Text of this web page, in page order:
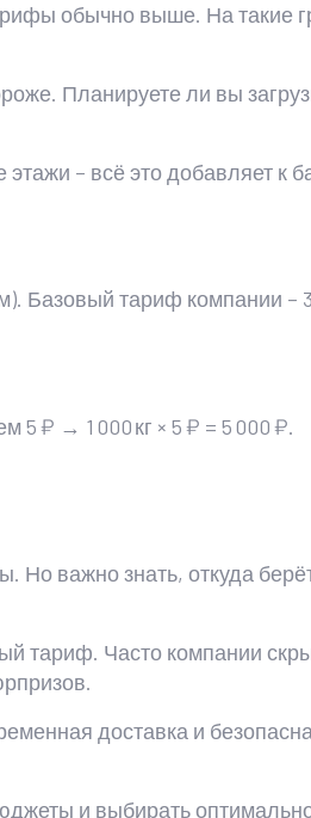
обычно выше. На такие
Планируете ли вы
– всё это добавляет к
Базовый тариф компании –
5 ₽ → 1 000 кг × 5 ₽ = 5 000 ₽.
Но важно знать, откуда
тариф. Часто компании
доставка и
и выбирать